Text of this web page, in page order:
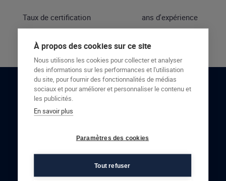
Taux de certification ans d'expérience
RESTONS EN CONTACT
À propos des cookies sur ce site
Nous utilisons les cookies pour collecter et analyser
des informations sur les performances et l'utilisation
du site, pour fournir des fonctionnalités de médias
sociaux et pour améliorer et personnaliser le contenu et
les publicités.
En savoir plus
Paramètres des cookies
Tout refuser